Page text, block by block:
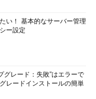
い！ 基本的なサーバー管理
ー設定
グレード：失敗”はエラーで
レードインストールの簡単